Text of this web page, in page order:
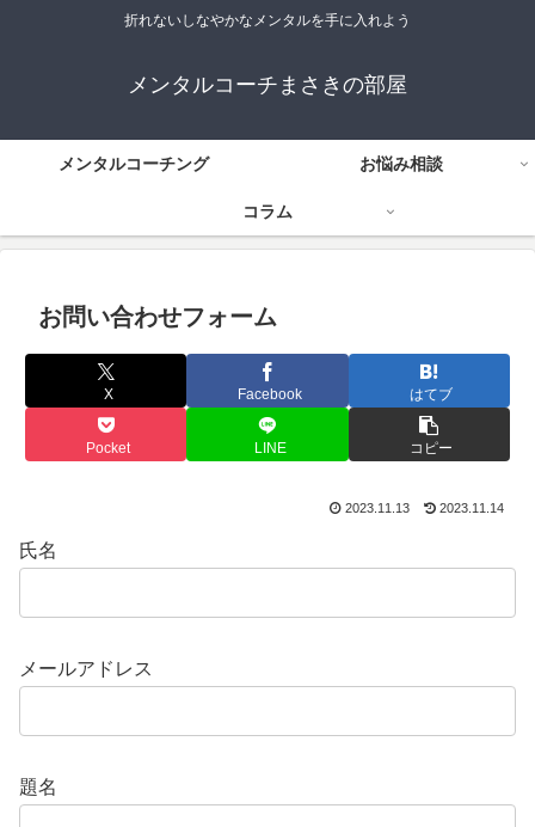
折れないしなやかなメンタルを手に入れよう
メンタルコーチまさきの部屋
メンタルコーチング お悩み相談
コラム
お問い合わせフォーム
X Facebook はてブ
Pocket LINE コピー
2023.11.13 2023.11.14
氏名
メールアドレス
題名